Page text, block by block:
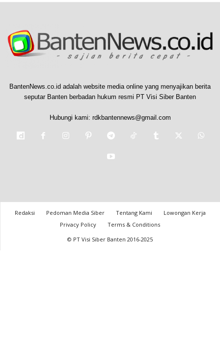
BantenNews.co.id adalah website media online yang menyajikan berita
seputar Banten berbadan hukum resmi PT Visi Siber Banten
Hubungi kami: rdkbantennews@gmail.com
Redaksi Pedoman Media Siber Tentang Kami
Lowongan Kerja
Privacy Policy
Terms & Conditions
© PT Visi Siber Banten 2016-2025